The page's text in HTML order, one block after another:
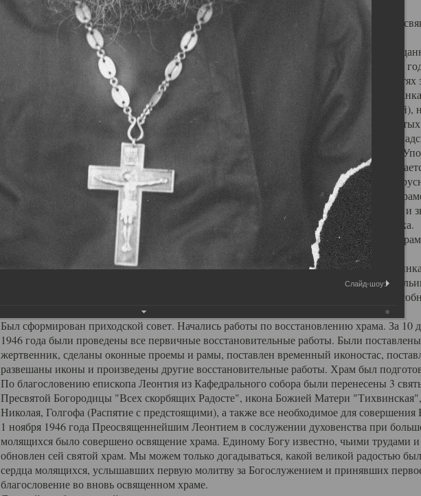
Историческое описание церкви Всех Святых в г. Архангельск
Один из старейших храмов Архангельска, который находится на Обводном канале,
Святых.
Вопрос о времени строительства храма несколько затруднителен, но по данным
старостой храма Крискентией Антоновной Аверкиевой, храм был воздвигнут в 1864
храме, носящем имя Всех Святых, находим в Архангельских Епархиальных ведомостях
речь идет о пожертвовании в виде постоянно доходных билетов Государственного
купчихой П гильдии - Павлой Михайловной Шингаревой (урожденной Плотниковой),
поминовение своих родственников. В лихую годину гонений на веру храм Всех
тысяч храмов по всей Руси Великой. В 1927 году храм был закрыт и превращен в
Есть сведения, что в 30-е годы в здании храма был расположен пересыльный пункт.
можно найти в книге Александра Солженицына "Архипелаг ГУЛАГ". В ней
происшедшей в здании храма в 30-е годы. Под тяжестью людей оборвались восьми
между собой множество людей. Похоронены они были поспешно на кладбище при
приведен в полное запустение. Как свидетельствуют очевидцы, были снесены купол и
разобраны полы и печи, замурованы окна, обрезана проводка, повреждена штукатурка.
19 октября 1946 года по ходатайству прихожан, с благословения епископа Леонтия,
Архангельской епархии.
Первым, после обновления храма, настоятелем был назначен игумен о. Серафим
переведен на место настоятеля храма Всех Святых с должности настоятеля Свято -
кафедрального собора. Отец Серафим обладал выдающимися организаторскими
пользовался любовью и уважением прихожан.
Был сформирован приходской совет. Начались работы по восстановлению храма. За 10
1946 года были проведены все первичные восстановительные работы. Были поставлены
жертвенник, сделаны оконные проемы и рамы, поставлен временный иконостас,
развешаны иконы и произведены другие восстановительные работы. Храм был
По благословению епископа Леонтия из Кафедрального собора были перенесены 3
Пресвятой Богородицы "Всех скорбящих Радосте", икона Божией Матери
Николая, Голгофа (Распятие с предстоящими), а также все необходимое для
1 ноября 1946 года Преосвященнейшим Леонтием в сослужении духовенства при
молящихся было совершено освящение храма. Единому Богу известно, чьими трудами
обновлен сей святой храм. Мы можем только догадываться, какой великой радостью
сердца молящихся, услышавших первую молитву за Богослужением и принявших
благословение во вновь освященном храме.
Слайд-шоу: